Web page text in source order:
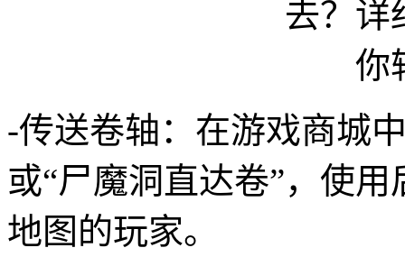
-传送卷轴：在游戏商城
或“尸魔洞直达卷”，使
地图的玩家。